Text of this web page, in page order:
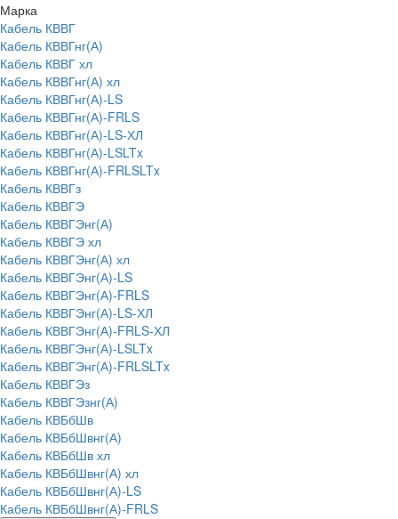
Марка
Кабель КВВГ
Кабель КВВГнг(А)
Кабель КВВГ хл
Кабель КВВГнг(А) хл
Кабель КВВГнг(А)-LS
Кабель КВВГнг(А)-FRLS
Кабель КВВГнг(А)-LS-ХЛ
Кабель КВВГнг(А)-LSLTx
Кабель КВВГнг(А)-FRLSLTx
Кабель КВВГз
Кабель КВВГЭ
Кабель КВВГЭнг(А)
Кабель КВВГЭ хл
Кабель КВВГЭнг(А) хл
Кабель КВВГЭнг(А)-LS
Кабель КВВГЭнг(А)-FRLS
Кабель КВВГЭнг(А)-LS-ХЛ
Кабель КВВГЭнг(А)-FRLS-ХЛ
Кабель КВВГЭнг(А)-LSLTx
Кабель КВВГЭнг(А)-FRLSLTx
Кабель КВВГЭз
Кабель КВВГЭзнг(А)
Кабель КВБбШв
Кабель КВБбШвнг(А)
Кабель КВБбШв хл
Кабель КВБбШвнг(А) хл
Кабель КВБбШвнг(А)-LS
Кабель КВБбШвнг(А)-FRLS